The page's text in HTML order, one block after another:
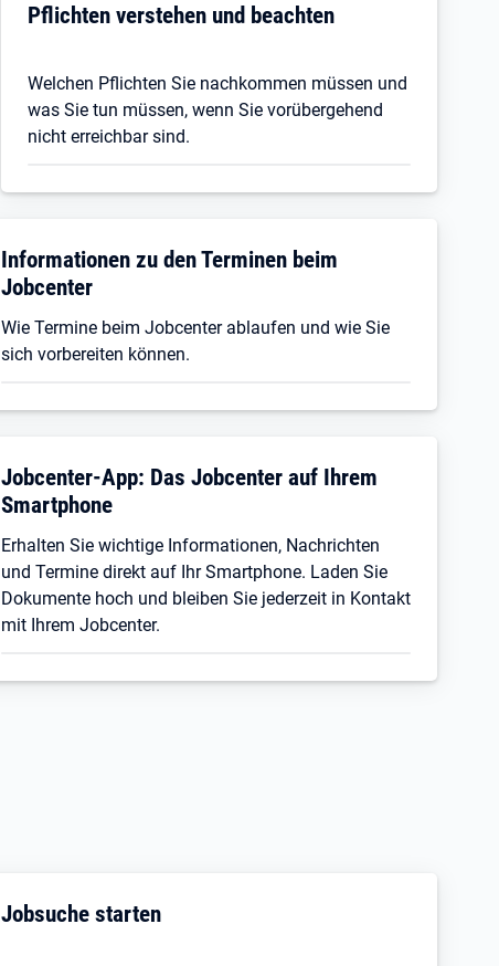
Pflichten verstehen und beachten
Welchen Pflichten Sie nachkommen müssen und
was Sie tun müssen, wenn Sie vorübergehend
nicht erreichbar sind.
Informationen zu den Terminen beim
Jobcenter
Wie Termine beim Jobcenter ablaufen und wie Sie
sich vorbereiten können.
Jobcenter-App: Das Jobcenter auf Ihrem
Smartphone
Erhalten Sie wichtige Informationen, Nachrichten
und Termine direkt auf Ihr Smartphone. Laden Sie
Dokumente hoch und bleiben Sie jederzeit in Kontakt
mit Ihrem Jobcenter.
Jobsuche starten